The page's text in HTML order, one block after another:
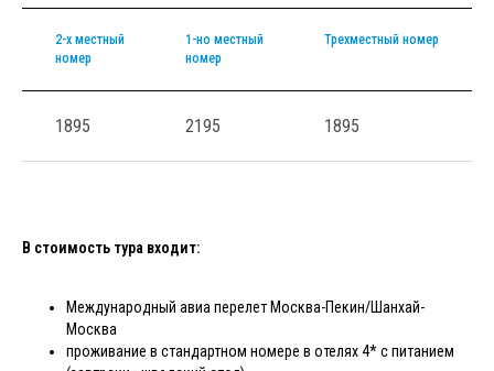
2-х местный
номер
1-но местный
номер
Трехместный номер
1895 2195 1895
В стоимость тура входит:
Международный авиа перелет Москва-Пекин/Шанхай-
Москва
проживание в стандартном номере в отелях 4* с питанием